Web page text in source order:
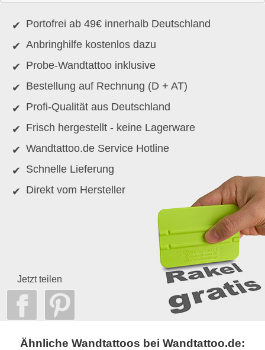
Portofrei ab 49€ innerhalb Deutschland
Anbringhilfe kostenlos dazu
Probe-Wandtattoo inklusive
Bestellung auf Rechnung (D + AT)
Profi-Qualität aus Deutschland
Frisch hergestellt - keine Lagerware
Wandtattoo.de Service Hotline
Schnelle Lieferung
Direkt vom Hersteller
Jetzt teilen
Ähnliche Wandtattoos bei Wandtattoo.de: